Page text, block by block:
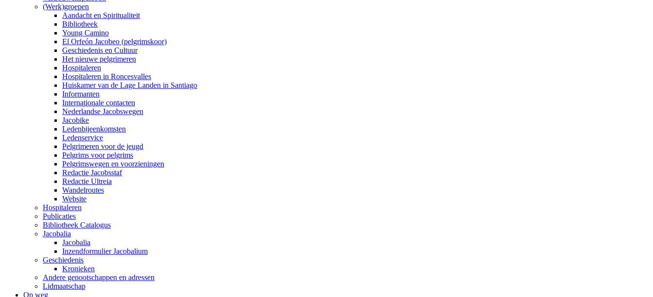
(Werk)groepen
Aandacht en Spiritualiteit
Bibliotheek
Young Camino
El Orfeón Jacobeo (pelgrimskoor)
Geschiedenis en Cultuur
Het nieuwe pelgrimeren
Hospitaleren
Hospitaleren in Roncesvalles
Huiskamer van de Lage Landen in Santiago
Informanten
Internationale contacten
Nederlandse Jacobswegen
Jacobike
Ledenbijeenkomsten
Ledenservice
Pelgrimeren voor de jeugd
Pelgrims voor pelgrims
Pelgrimswegen en voorzieningen
Redactie Jacobsstaf
Redactie Ultreia
Wandelroutes
Website
Hospitaleren
Publicaties
Bibliotheek Catalogus
Jacobalia
Jacobalia
Inzendformulier Jacobalium
Geschiedenis
Kronieken
Andere genootschappen en adressen
Lidmaatschap
Op weg